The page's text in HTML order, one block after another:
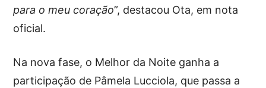
para o meu coração”, destacou Ota, em nota
oficial.
Na nova fase, o Melhor da Noite ganha a
participação de Pâmela Lucciola, que passa a